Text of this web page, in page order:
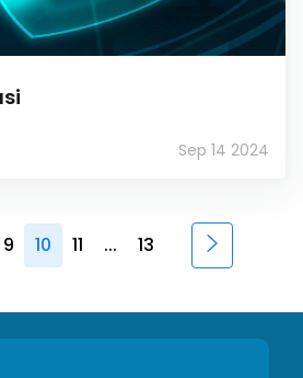
Sep 14 2024
9 10 11 ... 13